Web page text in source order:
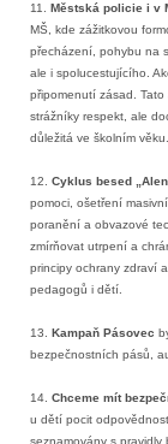
11. Městská policie i v
MŠ, kde zážitkovou
přecházení, pohybu na
ale i spolucestujícího.
připomenutí zásad.
strážníky respekt, ale
důležitá ve školním věku.
12. Cyklus besed
pomoci, ošetření
poranění a obvazové
zmírňovat utrpení a
principy ochrany zdraví
pedagogů i dětí.
13. Kampaň Pásovec
bezpečnostních pásů,
14. Chceme mít
u dětí pocit
seznamovány s